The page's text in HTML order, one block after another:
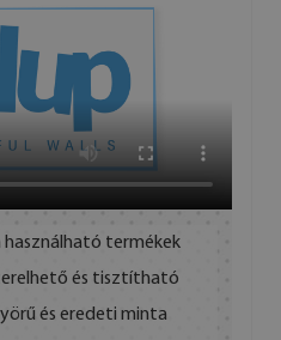
termékek
és tisztítható
és eredeti minta